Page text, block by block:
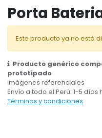
Porta
Este producto ya no está
Producto genérico
prototipado
Imágenes referenciales
Envío a todo el Perú: 1-5 días
Términos y condiciones